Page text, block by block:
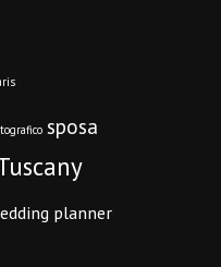
sposa
planner